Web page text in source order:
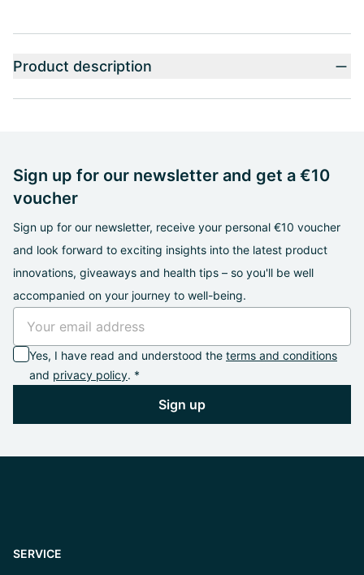
Product description
Sign up for our newsletter and get a €10
voucher
Sign up for our newsletter, receive your personal €10 voucher
and look forward to exciting insights into the latest product
innovations, giveaways and health tips – so you'll be well
accompanied on your journey to well-being.
Yes, I have read and understood the terms and conditions
and privacy policy. *
Sign up
SERVICE